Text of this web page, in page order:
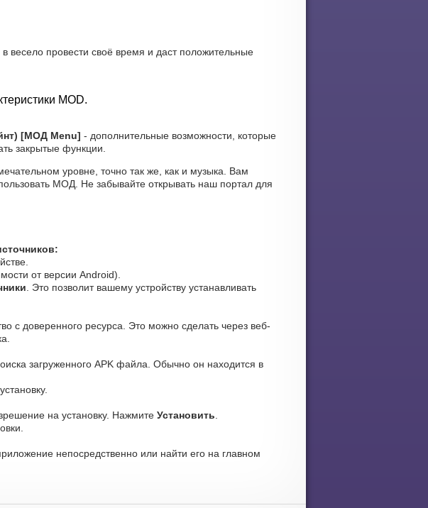
весело провести своё время и даст положительные
MOD.
[МОД Menu] - дополнительные возможности, которые
закрытые функции.
уровне, точно так же, как и музыка. Вам
МОД. Не забывайте открывать наш портал для
от версии Android).
. Это позволит вашему устройству устанавливать
с доверенного ресурса. Это можно сделать через веб-
загруженного APK файла. Обычно он находится в
на установку. Нажмите Установить
непосредственно или найти его на главном